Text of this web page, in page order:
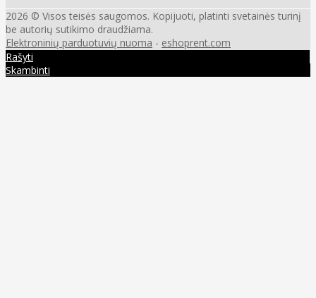
2026 © Visos teisės saugomos. Kopijuoti, platinti svetainės turinį
be autorių sutikimo draudžiama.
Elektroninių parduotuvių nuoma - eshoprent.com
Rašyti
Skambinti